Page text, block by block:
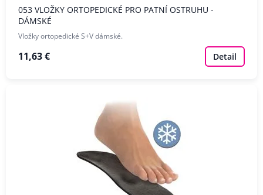
053 VLOŽKY ORTOPEDICKÉ PRO PATNÍ OSTRUHU -
DÁMSKÉ
Vložky ortopedické S+V dámské.
11,63 € Detail